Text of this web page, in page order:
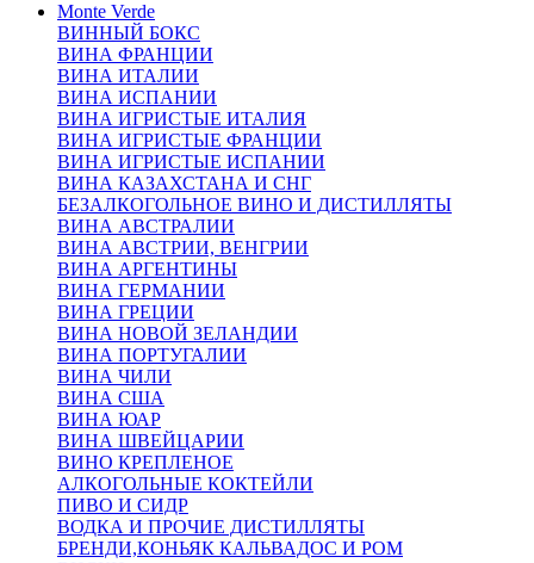
Monte Verde
ВИННЫЙ БОКС
ВИНА ФРАНЦИИ
ВИНА ИТАЛИИ
ВИНА ИСПАНИИ
ВИНА ИГРИСТЫЕ ИТАЛИЯ
ВИНА ИГРИСТЫЕ ФРАНЦИИ
ВИНА ИГРИСТЫЕ ИСПАНИИ
ВИНА КАЗАХСТАНА И СНГ
БЕЗАЛКОГОЛЬНОЕ ВИНО И ДИСТИЛЛЯТЫ
ВИНА АВСТРАЛИИ
ВИНА АВСТРИИ, ВЕНГРИИ
ВИНА АРГЕНТИНЫ
ВИНА ГЕРМАНИИ
ВИНА ГРЕЦИИ
ВИНА НОВОЙ ЗЕЛАНДИИ
ВИНА ПОРТУГАЛИИ
ВИНА ЧИЛИ
ВИНА США
ВИНА ЮАР
ВИНА ШВЕЙЦАРИИ
ВИНО КРЕПЛЕНОЕ
АЛКОГОЛЬНЫЕ КОКТЕЙЛИ
ПИВО И СИДР
ВОДКА И ПРОЧИЕ ДИСТИЛЛЯТЫ
БРЕНДИ,КОНЬЯК КАЛЬВАДОС И РОМ